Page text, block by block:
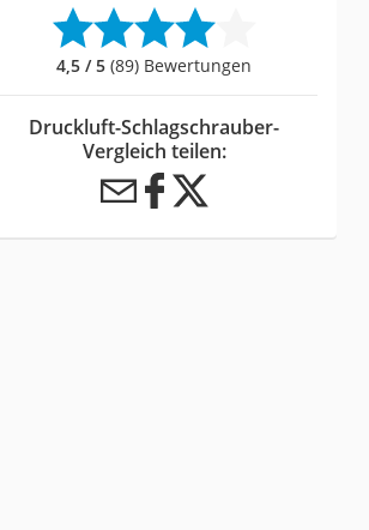
4,5 / 5 (89) Bewertungen
Druckluft-Schlagschrauber-
Vergleich teilen: